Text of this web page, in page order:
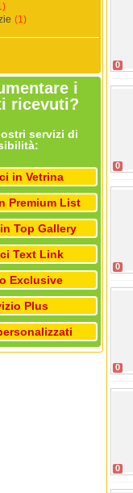
(1)
i
ricevuti?
servizi di
in Vetrina
Premium List
Top Gallery
Text Link
Exclusive
Plus
0
0
0
0
0